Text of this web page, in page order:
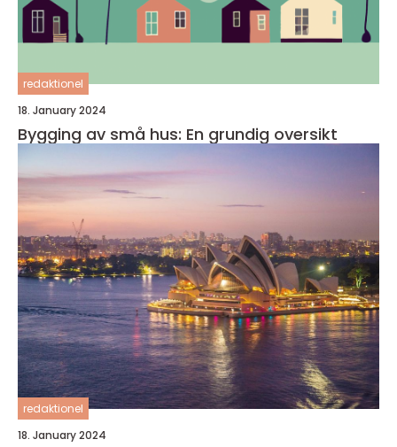
redaktionel
18. January 2024
Bygging av små hus: En grundig oversikt
redaktionel
18. January 2024